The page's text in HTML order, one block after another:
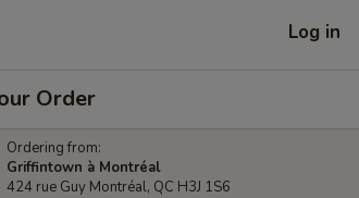
Log in
Order
Ordering from:
Griffintown à Montréal
424 rue Guy Montréal, QC H3J 1S6